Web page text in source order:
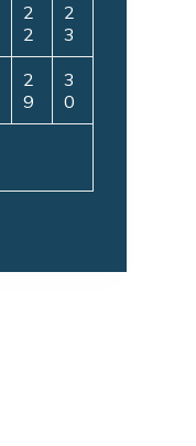
2
2
2
3
2
9
3
0